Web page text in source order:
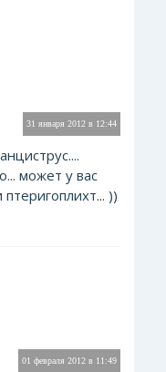
31 января 2012 в 12:44
может у вас
))
01 февраля 2012 в 11:49